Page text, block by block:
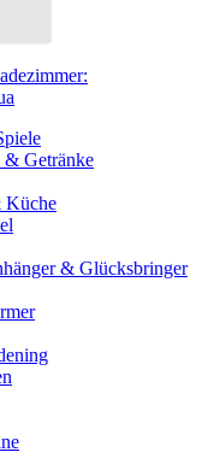
& Getränke
Küche
& Glücksbringer